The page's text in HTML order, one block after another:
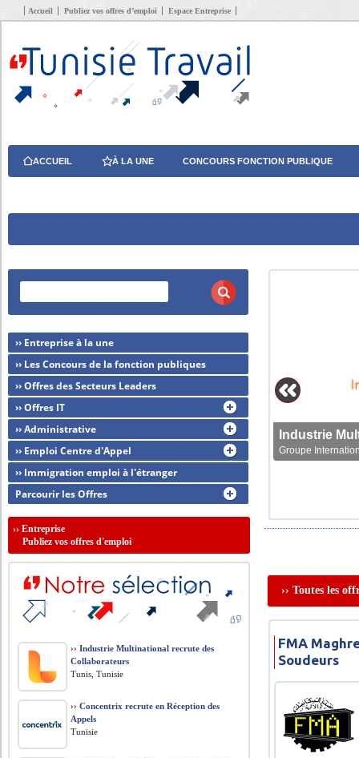
Accueil Publiez vos offres d’emploi Espace Entreprise
ACCUEIL À LA UNE CONCOURS FONCTION PUBLIQUE
Groupe
›› Toutes les
FMA
Soudeurs
›› Entreprise à la une
›› Les Concours de la fonction publiques
›› Offres des Secteurs Leaders
›› Offres IT
›› Administrative
›› Emploi Centre d'Appel
›› Immigration emploi à l'étranger
Parcourir les Offres
››Entreprise
Publiez vos offres d'emploi
›› Industrie Multinational recrute des
Collaborateurs
Tunis, Tunisie
›› Concentrix recrute en Réception des
Appels
Tunisie